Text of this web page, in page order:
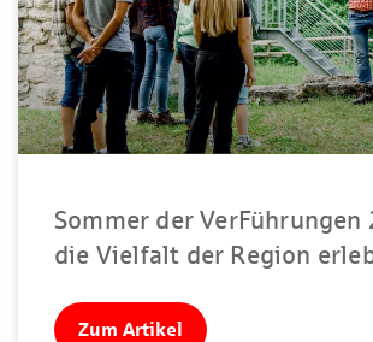
Sommer der VerFührungen
die Vielfalt der Region
Zum Artikel